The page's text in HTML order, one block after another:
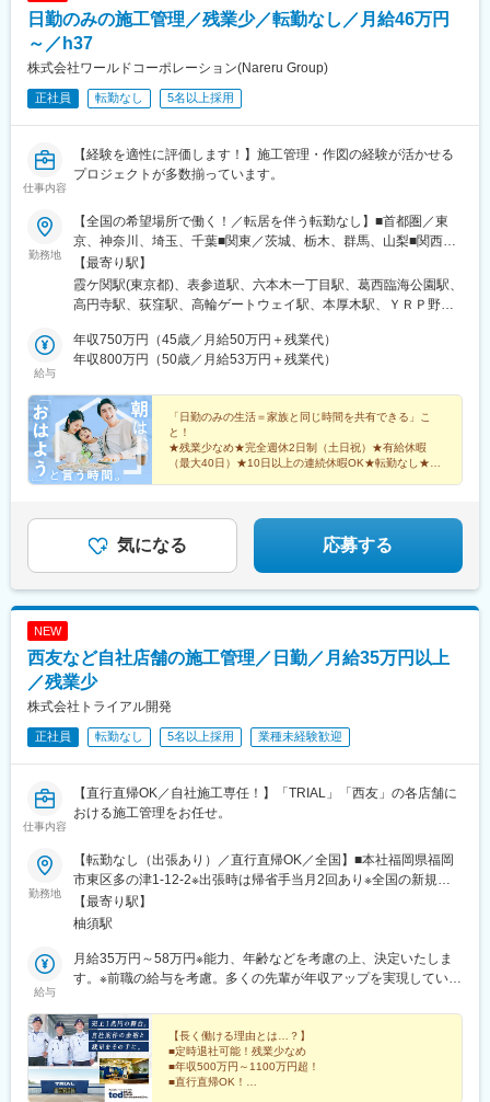
市営)、上野毛駅、南御殿場駅、伊勢原駅、亀有駅、黒松内駅、新
中野駅、谷塚駅、志村三丁目駅、南砂町駅、三河島駅、千駄木
駅、瑞江駅、木場駅(東京都)、相模大塚駅、上北台駅、大師橋駅、
東舞鶴駅、梶が谷駅、日の出駅(東京都)、金沢文庫駅、平塚駅、牛
込柳町駅、新座駅、麻布十番駅、平井駅(東京都)、一之江駅、赤土
都)、東山田駅、高槻市駅、鷺沼駅、香川駅、大濠公園駅、江戸川
橋駅、池袋駅、若葉台駅、京王よみうりランド駅、羽後牛島駅、
砂田橋駅、田井ノ瀬駅、武蔵五日市駅、八日市駅、湯島駅、大矢
知駅、平津駅、上社駅、甚目寺駅、川越富洲原駅、春田駅、長泉
なめり駅、古庄駅、芝川駅、富士岡駅、門出駅、千城台駅、室蘭
駅、上板橋駅、大和田駅(北海道)、阿佐ケ谷駅、上永谷駅、雑色
駅、六町駅、港町駅、鮫洲駅、日進駅(北海道)、丸亀駅、和田町
駅、武蔵砂川駅、港南台駅、亀山駅(三重県)、勝川駅、中山駅(神
奈川県)、ウッディタウン中央駅、聖蹟桜ケ丘駅、倉見駅、海老名
駅(相模線)、当麻寺駅、久里浜駅、羽島市役所前駅、木ノ下駅、本
足立小台駅、前平公園駅、大森台駅、梶原駅、魚住駅、向日町
駅、静岡駅、竹橋駅、横手駅、東村山駅、王子神谷駅、美乃坂本
駅、三河一宮駅、浅野駅、木曽川駅、小牧駅、下麻生駅、園田
駅、北池袋駅、野跡駅、大学前駅(滋賀県)、石山寺駅、黄檗駅(奈
良線)、新井宿駅、矢川駅、芝浦ふ頭駅、宝塚駅、島氏永駅、北朝
県)、関ケ原駅、桜田門駅、外苑前駅、神谷町駅、高尾駅(東京
都)、東京国際クルーズターミナル駅、虎ノ門駅、程久保駅、代々
木八幡駅、小平駅、立川駅、有楽町駅、福井駅(福井県)、明大前
駅、両国駅(都営線)、中野富士見町駅、高速神戸駅、越中島駅、小
岩駅、八坂駅、菊川駅(東京都)、下神明駅、椎名町駅、京急東神奈
駅、中野新橋駅、日暮里駅(舎人ライナー)、本駒込駅、東長崎駅、
東門前駅、竹芝駅、若松河田駅、亀戸水神駅、東尾久三丁目駅、
大塚駅(東京都)、宮前平駅、神楽坂駅、青物横丁駅、穴守稲荷駅、
堀切駅、茶屋ケ坂駅、末広町駅(東京都)、本郷駅(愛知県)、赤羽橋
駅、六郷土手駅、品川シーサイド駅、京急久里浜駅、江吉良駅、
熊野前駅、立飛駅、神保町駅、東十条駅、安善駅、下板橋駅、明
治神宮前駅、虎ノ門ヒルズ駅、原宿駅、立川北駅、銀座駅、福井
駅、尾久駅、浅草橋駅、ハーバーランド駅、清澄白河駅、東白楽
駅、三ノ輪橋駅、戸越銀座駅、近鉄名古屋駅、日暮里駅、浜松町
小川町駅(東京都)、弁天橋駅、三田駅(東京都)
日勤のみの施工管理／残業少／転勤なし／月給46万円
～／h37
株式会社ワールドコーポレーション(Nareru Group)
正社員 転勤なし 5名以上採用
仕事内容
【経験を適性に評価します！】施工管理・作図の経験が活かせる
プロジェクトが多数揃っています。
勤務地
【全国の希望場所で働く！／転居を伴う転勤なし】■首都圏／東
京、神奈川、埼玉、千葉■関東／茨城、栃木、群馬、山梨■関西／
大阪、兵庫、京都、奈良、和歌山、滋賀■中部／愛知、岐阜、三
重、静岡■北信越／新潟、富山、石川、福井、長野■北海道・東北
／北海道、青森、秋田、岩手、宮城、福島、山形■中四国／鳥取、
佐賀、長崎、大分、熊本、宮崎、鹿児島、沖縄【事業所住所】■東
京本社／東京都千代田区2番町3番地5麹町三葉ビル3階■麹町オフ
ャリア開発オフィス／東京都千代田区二番町12-8ロイヤルビルデ
ィング1階■関西支店／大阪府大阪市中央区平野町2丁目4-9 淀屋橋
PREX2階■中部支店／愛知県名古屋市中村区名駅3-4-10 アルティ
メイト名駅1st 4階■東北支店／宮城県仙台市宮城野区榴岡4-5-5 KT
ビル3階■北海道支店／北海道札幌市北区7条西2-20 NCO札幌駅
イースト8階D
【最寄り駅】
霞ケ関駅(東京都)、表参道駅、六本木一丁目駅、葛西臨海公園駅、
高円寺駅、荻窪駅、高輪ゲートウェイ駅、本厚木駅、ＹＲＰ野比
谷保駅、テレコムセンター駅、飛田給駅、高松駅(東京都)、新高島
平駅、昭和島駅、拝島駅、北赤羽駅、柴崎体育館駅、西馬込駅、
代々木公園駅、京成立石駅、志茂駅、幡ケ谷駅、辰巳駅、浮間舟
渡駅、武蔵増戸駅、清瀬駅、萩山駅、富士見ケ丘駅、立川南駅、
押上駅、日比谷駅、新福井駅、梅島駅、西武球場前駅、荒川車庫
前駅、代田橋駅、両国駅、西武柳沢駅、志村坂上駅、氷川台駅、
東高円寺駅、河辺の森駅、西栗栖駅、三郷中央駅、鴨居駅、青砥
川駅、天神川駅、栗平駅、北鎌倉駅、青梅駅、昭和駅、森下駅(東
京都)、相原駅、大崎駅、落合南長崎駅、大和駅(神奈川県)、鶴間
駅、高座渋谷駅、中神駅、北楠駅、城陽駅、スポーツセンター
矢川駅、六会日大前駅、植田駅(名古屋市営)、三河一宮駅、上野毛
駅、南御殿場駅、伊勢原駅、亀有駅、黒松内駅、新中野駅、谷塚
駅、志村三丁目駅、南砂町駅、三河島駅、千駄木駅、瑞江駅、木
場駅(東京都)、相模大塚駅、上北台駅、大師橋駅、東舞鶴駅、梶が
谷駅、日の出駅(東京都)、金沢文庫駅、平塚駅、牛込柳町駅、新座
県)、国会議事堂前駅、青山町駅、向原駅(東京都)、東山田駅、高
槻市駅、鷺沼駅、香川駅、大濠公園駅、江戸川橋駅、池袋駅、若
駅、大鳥居駅、京成関屋駅、袖ケ浦駅、櫟本駅、砂田橋駅、武蔵
五日市駅、八日市駅、湯島駅、妙典駅、大矢知駅、平津駅、上社
駅、木ノ下駅、甚目寺駅、川越富洲原駅、春田駅、長泉なめり
駅、古庄駅、芝川駅、富士岡駅、門出駅、関ケ原駅、千城台駅、
室蘭駅、上板橋駅、羽島市役所前駅、大和田駅(北海道)、阿佐ケ谷
駅、上永谷駅、雑色駅、六町駅、港町駅、鮫洲駅、日進駅(北海
道)、丸亀駅、和田町駅、武蔵砂川駅、港南台駅、亀山駅(三重
ケ丘駅、久里浜駅、倉見駅、海老名駅(相模線)、当麻寺駅、美乃坂
本駅、本郷台駅、玉川学園前駅、古淵駅、京成高砂駅、社家駅、
足立小台駅、前平公園駅、大森台駅、梶原駅、魚住駅、向日町
駅、静岡駅、竹橋駅、横手駅、東村山駅、王子神谷駅、浅野駅、
木曽川駅、小牧駅、下麻生駅、園田駅、北池袋駅、野跡駅、大学
給与
年収750万円（45歳／月給50万円＋残業代）
年収800万円（50歳／月給53万円＋残業代）
「日勤のみの生活＝家族と同じ時間を共有できる」こ
と！
★残業少なめ★完全週休2日制（土日祝）★有給休暇
（最大40日）★10日以上の連続休暇OK★転勤なし★月
気になる 応募する
NEW
西友など自社店舗の施工管理／日勤／月給35万円以上
／残業少
株式会社トライアル開発
正社員 転勤なし 5名以上採用 業種未経験歓迎
仕事内容
【直行直帰OK／自社施工専任！】「TRIAL」「西友」の各店舗に
おける施工管理をお任せ。
勤務地
【転勤なし（出張あり）／直行直帰OK／全国】■本社福岡県福岡
市東区多の津1-12-2※出張時は帰省手当月2回あり※全国の新規出
店・改装プロジェクトへ出張の予定あり※受動喫煙対策：オフィス
内禁煙
【最寄り駅】
柚須駅
給与
月給35万円～58万円※能力、年齢などを考慮の上、決定いたしま
す。※前職の給与を考慮。多くの先輩が年収アップを実現していま
続中です！＼こんな風に年収が上がっていきます！／▼年収700
万円（2級施工管理技士保有者／月給45万円）▼年収800万円（1
級施工管理技士保有者／月給50万円▼年収1100万円以上（部長）
【長く働ける理由とは…？】
■定時退社可能！残業少なめ
■年収500万円～1100万円超！
■直行直帰OK！